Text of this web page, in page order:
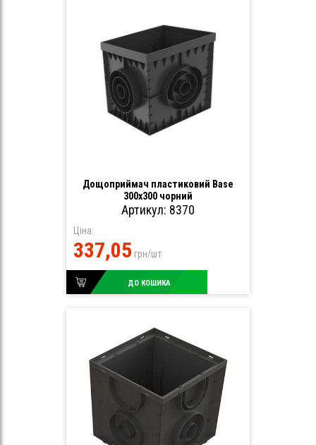
Дощоприймач пластиковий Base
300х300 чорний
Артикул: 8370
Ціна:
337,05 грн/шт
ДО КОШИКА